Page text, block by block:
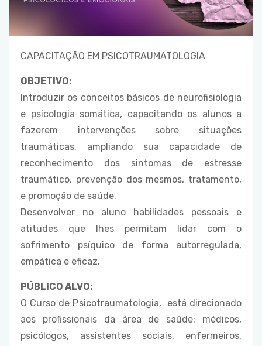
CAPACITAÇÃO EM PSICOTRAUMATOLOGIA
OBJETIVO:
Introduzir os conceitos básicos de neurofisiologia
e psicologia somática, capacitando os alunos a
fazerem intervenções sobre situações
traumáticas, ampliando sua capacidade de
reconhecimento dos sintomas de estresse
traumático, prevenção dos mesmos, tratamento,
e promoção de saúde.
Desenvolver no aluno habilidades pessoais e
atitudes que lhes permitam lidar com o
sofrimento psíquico de forma autorregulada,
empática e eficaz.
PÚBLICO ALVO:
O Curso de Psicotraumatologia, está direcionado
aos profissionais da área de saúde: médicos,
psicólogos, assistentes sociais, enfermeiros,